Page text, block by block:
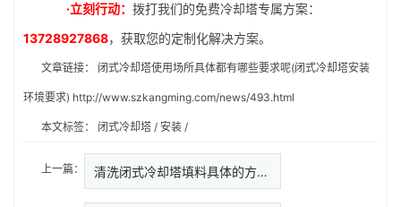
·立刻行动： 拨打我们的免费冷却塔专属方案：
13728927868，获取您的定制化解决方案。
文章链接： 闭式冷却塔使用场所具体都有哪些要求呢(闭式冷却塔安装
环境要求) http://www.szkangming.com/news/493.html
本文标签： 闭式冷却塔 / 安装 /
上一篇： 清洗闭式冷却塔填料具体的方法有…